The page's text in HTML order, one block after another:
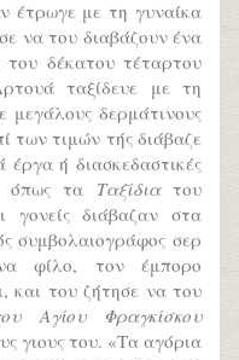
έτρωγε με τη γυναίκα
να του διαβάζουν ένα
του δέκατου τέταρτου
ταξίδευε με τη
μεγάλους δερμάτινους
των τιμών τής διάβαζε
ή διασκεδαστικές
όπως τα Ταξίδιατου
διάβαζαν στα
συμβολαιογράφος σερ
φίλο, τον έμπορο
και του ζήτησε να του
Αγίου Φραγκίσκου
γιους του. «Τα αγόρια